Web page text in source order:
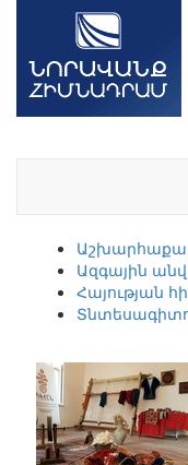
Ազգային
Հայության